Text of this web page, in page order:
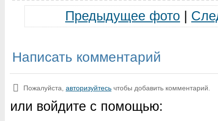
Предыдущее фото
Написать комментарий
Пожалуйста, авторизуйтесь чтобы добавить комментарий.
или войдите с помощью: